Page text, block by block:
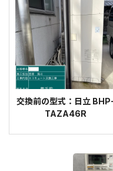
交換前の型式：日立
TAZA46R